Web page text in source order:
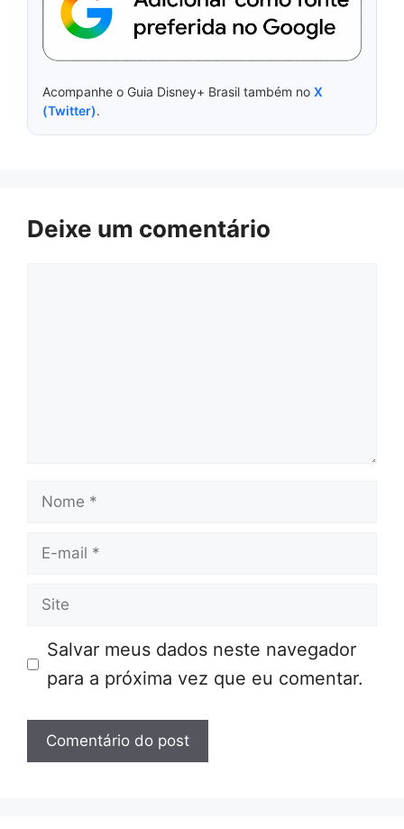
Acompanhe o Guia Disney+ Brasil também no X
(Twitter).
Deixe um comentário
Nome
E-
Site
Salvar meus dados neste navegador
para a próxima vez que eu comentar.